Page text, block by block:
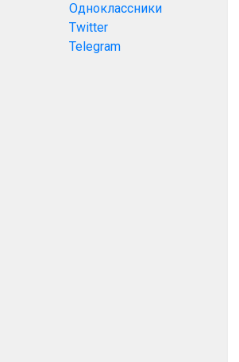
Одноклассники
Twitter
Telegram